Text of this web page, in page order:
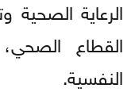
الرعاية الصحية
القطاع
النفسية.